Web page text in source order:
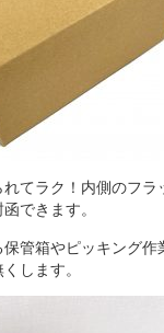
てラク！内側のフ
できます。
管箱やピッキング
します。